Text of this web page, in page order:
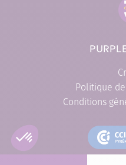
Politique
Conditions